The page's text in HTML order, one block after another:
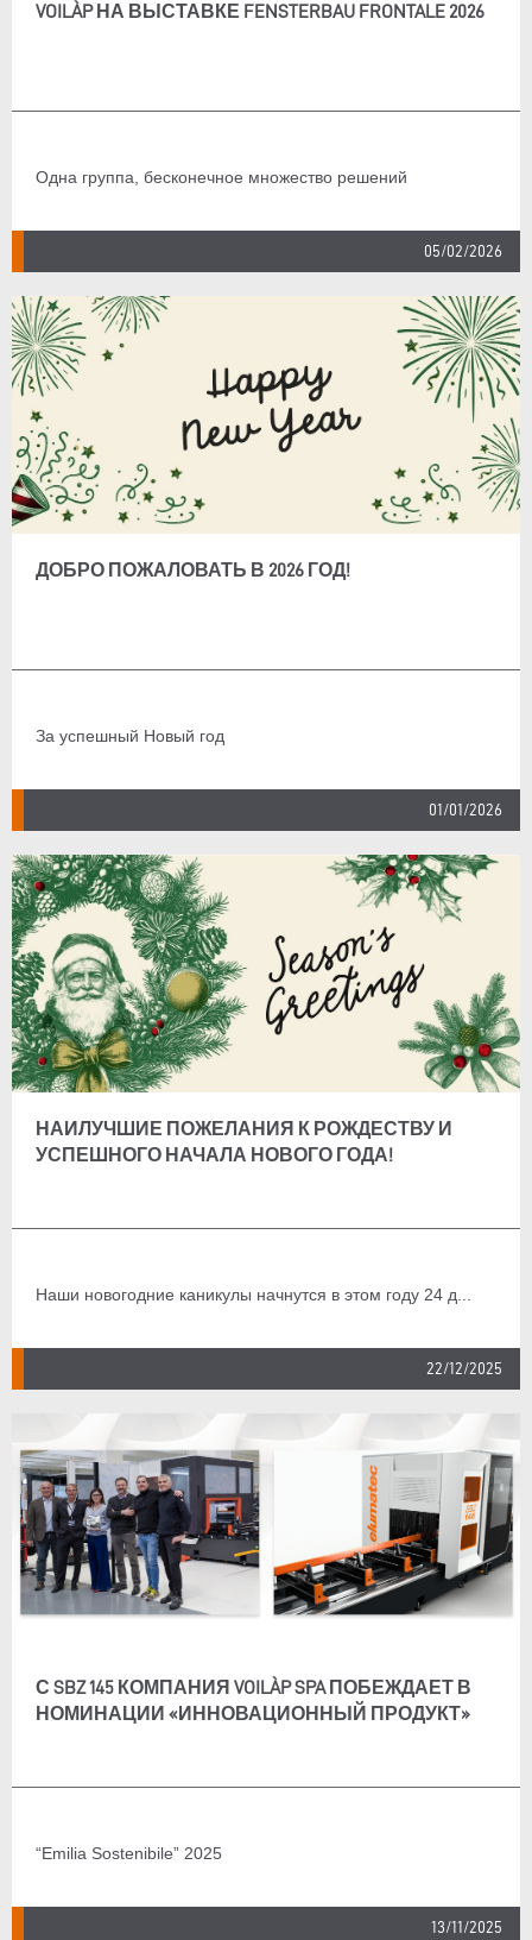
VOILÀP НА ВЫСТАВКЕ FENSTERBAU FRONTALE 2026
Одна группа, бесконечное множество решений
05/02/2026
ДОБРО ПОЖАЛОВАТЬ В 2026 ГОД!
За успешный Новый год
01/01/2026
НАИЛУЧШИЕ ПОЖЕЛАНИЯ К РОЖДЕСТВУ И
УСПЕШНОГО НАЧАЛА НОВОГО ГОДА!
Наши новогодние каникулы начнутся в этом году 24 д...
22/12/2025
С SBZ 145 КОМПАНИЯ VOILÀP SPA ПОБЕЖДАЕТ В
НОМИНАЦИИ «ИННОВАЦИОННЫЙ ПРОДУКТ»
“Emilia Sostenibile” 2025
13/11/2025